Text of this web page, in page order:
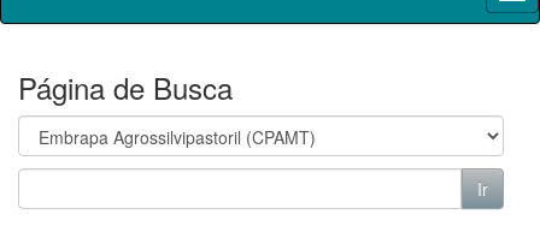
Página de Busca